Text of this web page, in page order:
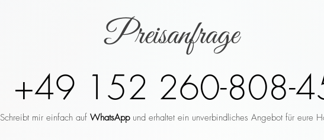
Preisanfrage
+49 152 260-808-
Schreibt mir einfach auf WhatsAppund erhaltet ein unverbindliches Angebot für eure